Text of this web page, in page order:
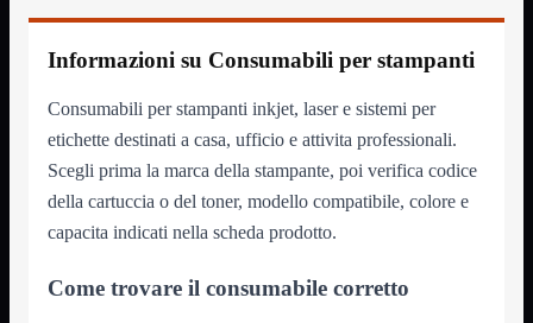
Gruppi
5Volts
PC
Tablet
USB 
Notebook
APPLE
Informazioni su Consumabili per stampanti
Consumabili per stampanti inkjet, laser e sistemi per
etichette destinati a casa, ufficio e attivita professionali.
Scegli prima la marca della stampante, poi verifica codice
della cartuccia o del toner, modello compatibile, colore e
capacita indicati nella scheda prodotto.
Come trovare il consumabile corretto